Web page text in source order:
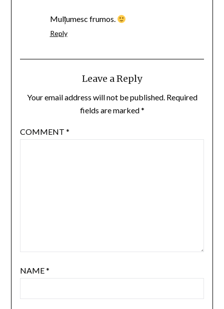
Mulțumesc frumos.
Reply
Leave a Reply
Your email address will not be published. Required
fields are marked*
COMMENT *
NAME*